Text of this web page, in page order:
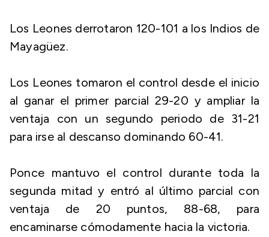
Los Leones derrotaron 120-101 a los Indios de
Mayagüez.
Los Leones tomaron el control desde el inicio
al ganar el primer parcial 29-20 y ampliar la
ventaja con un segundo periodo de 31-21
para irse al descanso dominando 60-41.
Ponce mantuvo el control durante toda la
segunda mitad y entró al último parcial con
ventaja de 20 puntos, 88-68, para
encaminarse cómodamente hacia la victoria.